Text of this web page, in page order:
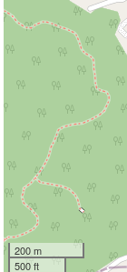
200 m
500 ft